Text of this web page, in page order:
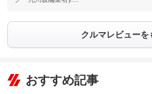
クルマレビューを
おすすめ記事